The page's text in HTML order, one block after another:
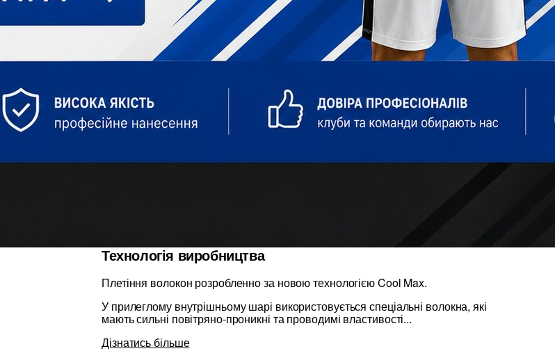
Технологія виробництва
Плетіння волокон розробленно за новою технологією Cool Max.
У прилеглому внутрішньому шарі використовується спеціальні волокна, які
мають сильні повітряно-проникні та проводимі властивості...
Дізнатись більше